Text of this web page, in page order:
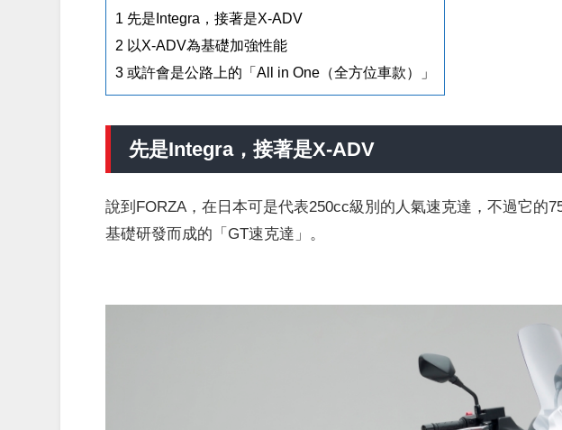
1
先是Integra，接著是X-ADV
2 以X-ADV為基礎加強性能
3 或許會是公路上的「All in One（全方位車款）」
先是Integra，接著是X-ADV
說到FORZA，在日本可是代表250cc級別的人氣速克達，不過它的
基礎研發而成的「GT速克達」。